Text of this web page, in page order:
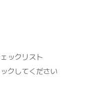
ックリスト
クしてください